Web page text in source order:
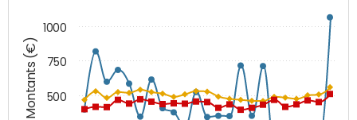
Montants (€) 500
750
1000